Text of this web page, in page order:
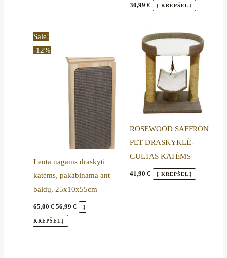
30,99 € Į KREPŠELĮ
Sale!
-12%
Lenta nagams draskyti
katėms, pakabinama ant
baldų, 25x10x55cm
65,00€
65,00 €.
56,99€
56,99 €.
Į
KREPŠELĮ
ROSEWOOD SAFFRON
PET DRASKYKLĖ-
GULTAS KATĖMS
41,90 € Į KREPŠELĮ